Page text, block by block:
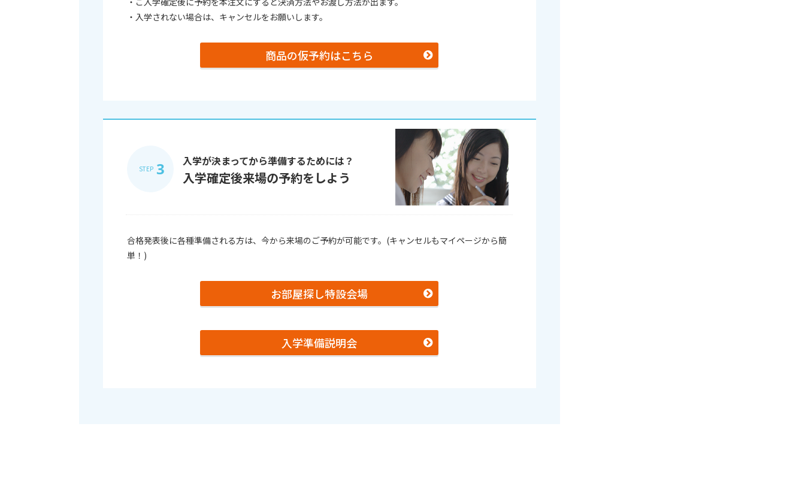
・入学されない場合は、キャンセルをお願いします。
商品の仮予約はこちら
STEP 3 入学が決まってから準備するためには？
入学確定後来場の予約をしよう
合格発表後に各種準備される方は、今から来場のご予約が可能です。(キャンセルもマイページから簡
単！)
お部屋探し特設会場
入学準備説明会